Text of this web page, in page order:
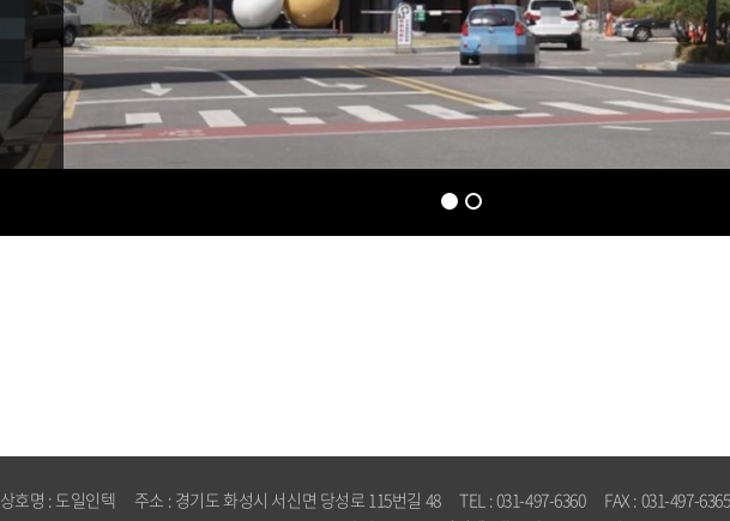
상호명 : 도일인텍 주소 : 경기도 화성시 서신면 당성로 115번길 48 TEL : 031-497-6360 FAX : 031-497-